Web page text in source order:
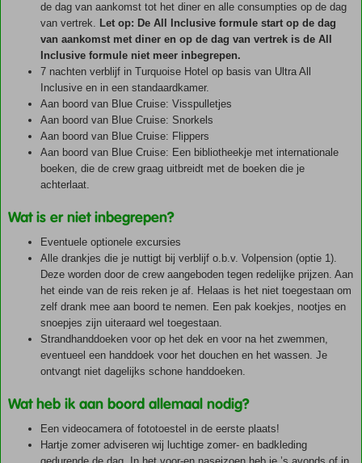
de dag van aankomst tot het diner en alle consumpties op de dag
van vertrek. Let op: De All Inclusive formule start op de dag
van aankomst met diner en op de dag van vertrek is de All
Inclusive formule niet meer inbegrepen.
7 nachten verblijf in Turquoise Hotel op basis van Ultra All
Inclusive en in een standaardkamer.
Aan boord van Blue Cruise: Visspulletjes
Aan boord van Blue Cruise: Snorkels
Aan boord van Blue Cruise: Flippers
Aan boord van Blue Cruise: Een bibliotheekje met internationale
boeken, die de crew graag uitbreidt met de boeken die je
achterlaat.
Wat is er niet inbegrepen?
Eventuele optionele excursies
Alle drankjes die je nuttigt bij verblijf o.b.v. Volpension (optie 1).
Deze worden door de crew aangeboden tegen redelijke prijzen. Aan
het einde van de reis reken je af. Helaas is het niet toegestaan om
zelf drank mee aan boord te nemen. Een pak koekjes, nootjes en
snoepjes zijn uiteraard wel toegestaan.
Strandhanddoeken voor op het dek en voor na het zwemmen,
eventueel een handdoek voor het douchen en het wassen. Je
ontvangt niet dagelijks schone handdoeken.
Wat heb ik aan boord allemaal nodig?
Een videocamera of fototoestel in de eerste plaats!
Hartje zomer adviseren wij luchtige zomer- en badkleding